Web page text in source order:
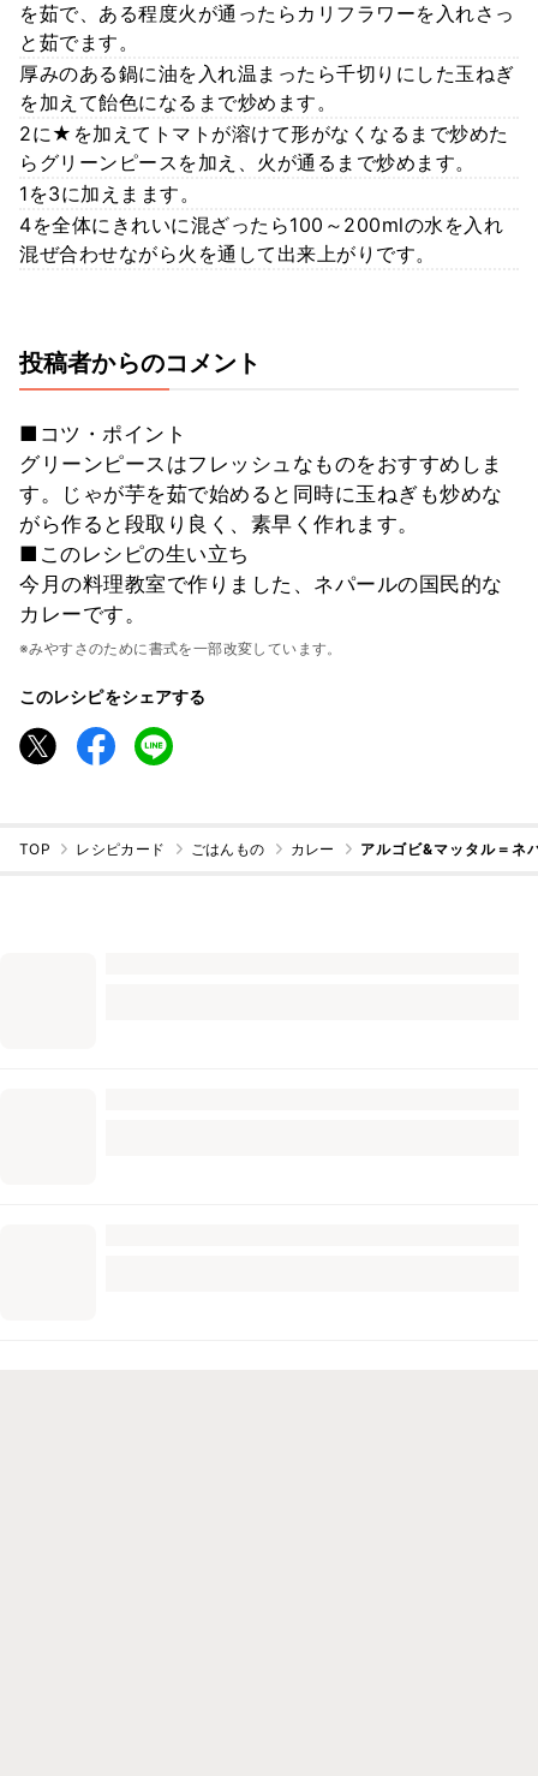
を茹で、ある程度火が通ったらカリフラワーを入れさっ
と茹でます。
厚みのある鍋に油を入れ温まったら千切りにした玉ねぎ
を加えて飴色になるまで炒めます。
2に★を加えてトマトが溶けて形がなくなるまで炒めた
らグリーンピースを加え、火が通るまで炒めます。
1を3に加えまます。
4を全体にきれいに混ざったら100～200mlの水を入れ
混ぜ合わせながら火を通して出来上がりです。
投稿者からのコメント
■コツ・ポイント
グリーンピースはフレッシュなものをおすすめしま
す。じゃが芋を茹で始めると同時に玉ねぎも炒めな
がら作ると段取り良く、素早く作れます。
■このレシピの生い立ち
今月の料理教室で作りました、ネパールの国民的な
カレーです。
※みやすさのために書式を一部改変しています。
このレシピをシェアする
TOP レシピカード ごはんもの カレー アルゴビ&マッタル＝ネ